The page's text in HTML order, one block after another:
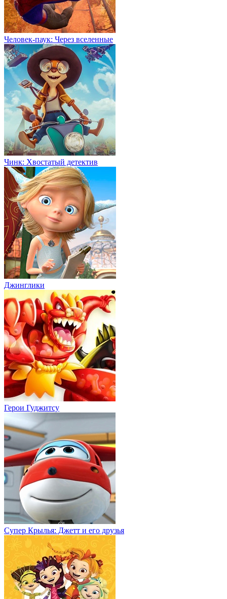
Человек-паук: Через вселенные
Чинк: Хвостатый детектив
Джинглики
Герои Гуджитсу
Супер Крылья: Джетт и его друзья